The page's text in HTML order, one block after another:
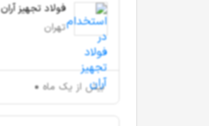
فولاد تجهیز آران
تهران
بیش از یک ماه